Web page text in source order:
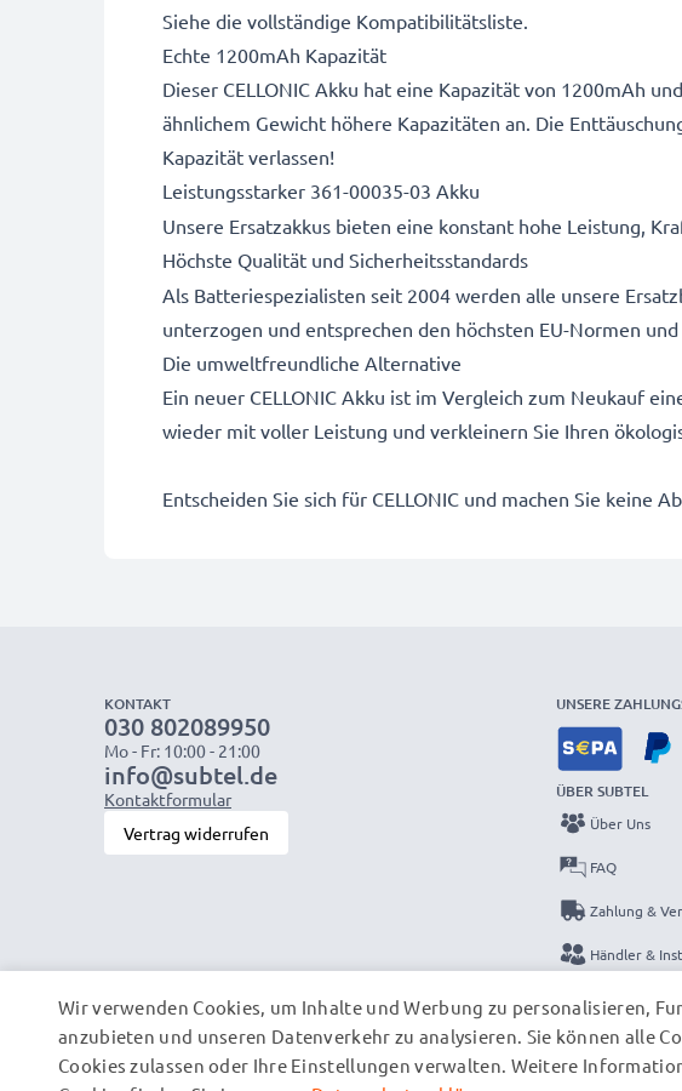
Siehe die vollständige Kompatibilitätsliste.
Echte 1200mAh Kapazität
Dieser CELLONIC Akku hat eine Kapazität von 1200mAh
ähnlichem Gewicht höhere Kapazitäten an. Die
Kapazität verlassen!
Leistungsstarker 361-00035-03 Akku
Unsere Ersatzakkus bieten eine konstant hohe Leistung,
Höchste Qualität und Sicherheitsstandards
Als Batteriespezialisten seit 2004 werden alle unsere
unterzogen und entsprechen den höchsten EU-Normen
Die umweltfreundliche Alternative
Ein neuer CELLONIC Akku ist im Vergleich zum Neukauf
wieder mit voller Leistung und verkleinern Sie Ihren
Entscheiden Sie sich für CELLONIC und machen Sie keine
KONTAKT
030 802089950
Mo - Fr: 10:00 - 21:00
info@subtel.de
Kontaktformular
Vertrag widerrufen
UNSERE
ÜBER SUBTEL
Über Uns
FAQ
Zahlung &
Händler &
Kataloge
Kontakt
Wir verwenden Cookies, um Inhalte und Werbung zu personalisieren,
anzubieten und unseren Datenverkehr zu analysieren. Sie können alle
Cookies zulassen oder Ihre Einstellungen verwalten. Weitere